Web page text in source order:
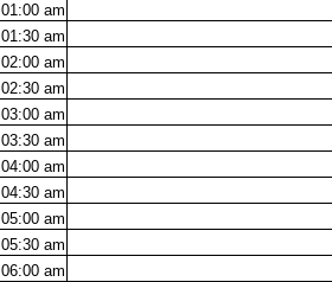
01:00 am
01:30 am
02:00 am
02:30 am
03:00 am
03:30 am
04:00 am
04:30 am
05:00 am
05:30 am
06:00 am